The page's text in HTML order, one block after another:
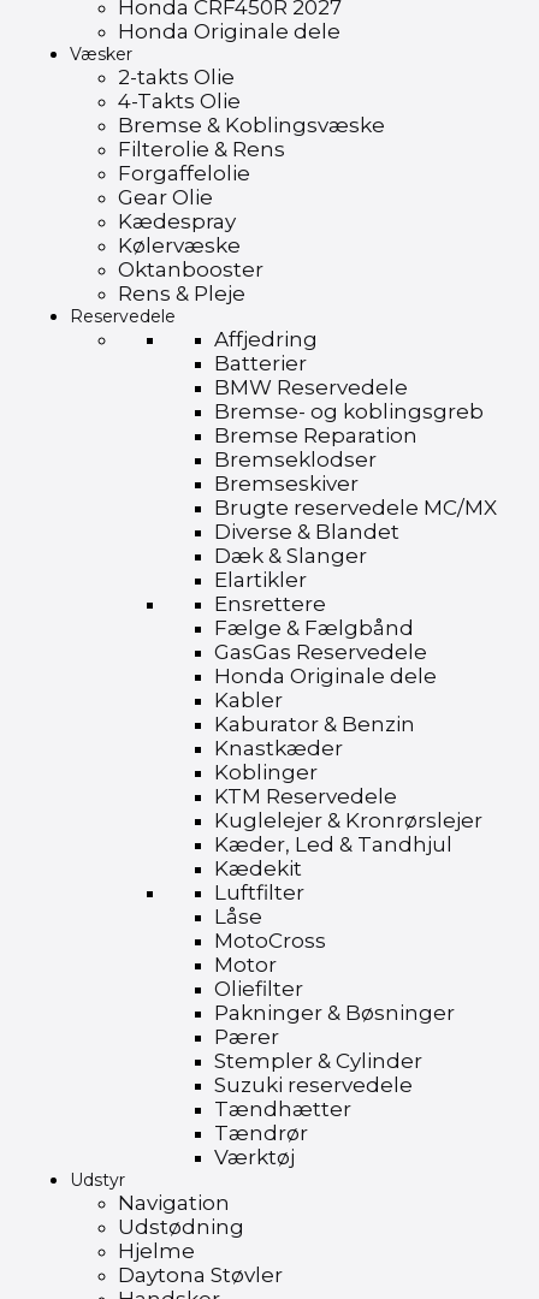
Honda CRF450R 2027
Honda Originale dele
Væsker
2-takts Olie
4-Takts Olie
Bremse & Koblingsvæske
Filterolie & Rens
Forgaffelolie
Gear Olie
Kædespray
Kølervæske
Oktanbooster
Rens & Pleje
Reservedele
Affjedring
Batterier
BMW Reservedele
Bremse- og koblingsgreb
Bremse Reparation
Bremseklodser
Bremseskiver
Brugte reservedele MC/MX
Diverse & Blandet
Dæk & Slanger
Elartikler
Ensrettere
Fælge & Fælgbånd
GasGas Reservedele
Honda Originale dele
Kabler
Kaburator & Benzin
Knastkæder
Koblinger
KTM Reservedele
Kuglelejer & Kronrørslejer
Kæder, Led & Tandhjul
Kædekit
Luftfilter
Låse
MotoCross
Motor
Oliefilter
Pakninger & Bøsninger
Pærer
Stempler & Cylinder
Suzuki reservedele
Tændhætter
Tændrør
Værktøj
Udstyr
Navigation
Udstødning
Hjelme
Daytona Støvler